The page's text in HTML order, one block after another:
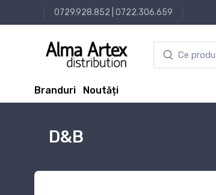
0729.928.852 0722.306.659
Branduri Noutăți
D&B